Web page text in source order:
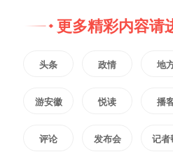
播优势，将专业控
家万户。同时，辖
构立足阵地，面向
控烟科普、义诊及
更多精彩内容请
头条 政情 地
游安徽 悦读 播
评论 发布会 记者